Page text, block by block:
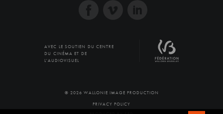
AVEC LE SOUTIEN DU CENTRE
DU CINÉMA ET DE
L'AUDIOVISUEL
© 2026 WALLONIE IMAGE PRODUCTION
PRIVACY POLICY